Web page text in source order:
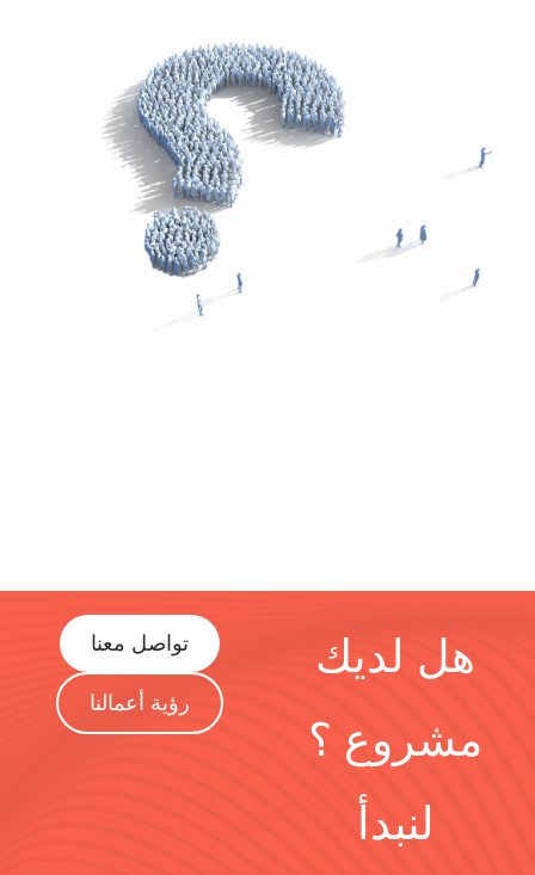
تواصل معنا
رؤية أعمالنا
هل لديك
مشروع ؟
لنبدأ